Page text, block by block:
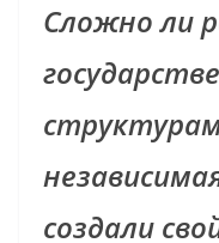
Сложно ли
создали